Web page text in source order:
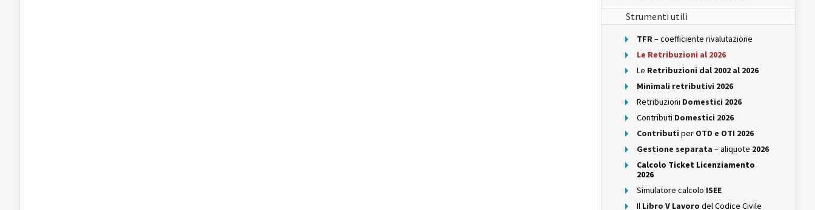
Strumenti utili
TFR– coefficiente rivalutazione
Le Retribuzioni al 2026
Le Retribuzioni dal 2002 al 2026
Minimali retributivi 2026
Retribuzioni Domestici 2026
Contributi Domestici 2026
Contributi per OTD e OTI 2026
Gestione separata – aliquote 2026
Calcolo Ticket Licenziamento
2026
Simulatore calcolo ISEE
Il Libro V Lavoro del Codice Civile